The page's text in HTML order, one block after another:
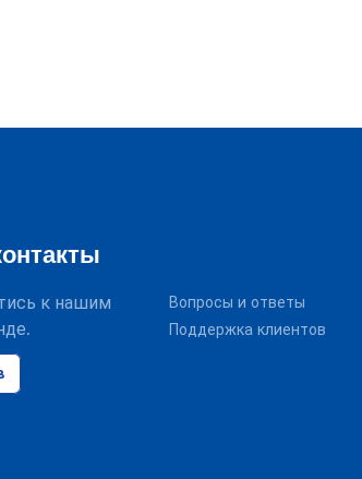
к нашим
Вопросы и ответы
Поддержка клиентов